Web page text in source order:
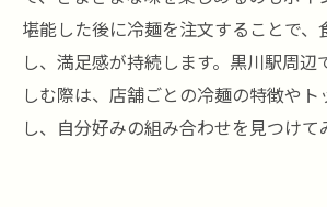
堪能した後に冷麺を注文することで、
し、満足感が持続します。黒川駅周辺
しむ際は、店舗ごとの冷麺の特徴やト
し、自分好みの組み合わせを見つけて